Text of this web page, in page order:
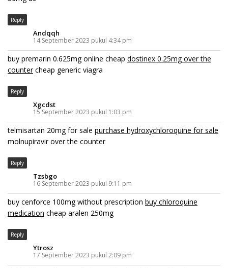
Reply
Andqqh
14 September 2023 pukul 4:34 pm
buy premarin 0.625mg online cheap dostinex 0.25mg over the
countercheap generic viagra
Reply
Xgcdst
15 September 2023 pukul 1:03 pm
telmisartan 20mg for sale purchase hydroxychloroquine for sale
molnupiravir over the counter
Reply
Tzsbgo
16 September 2023 pukul 9:11 pm
buy cenforce 100mg without prescription buy chloroquine
medication cheap aralen 250mg
Reply
Ytrosz
17 September 2023 pukul 2:09 pm